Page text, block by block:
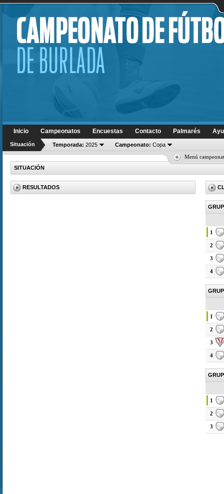
Inicio Campeonatos Encuestas Contacto Palmarés
Situación Temporada: 2025 Campeonato: Copa
Menú
SITUACIÓN
RESULTADOS
1
2
3
4
1
2
3
4
1
2
3